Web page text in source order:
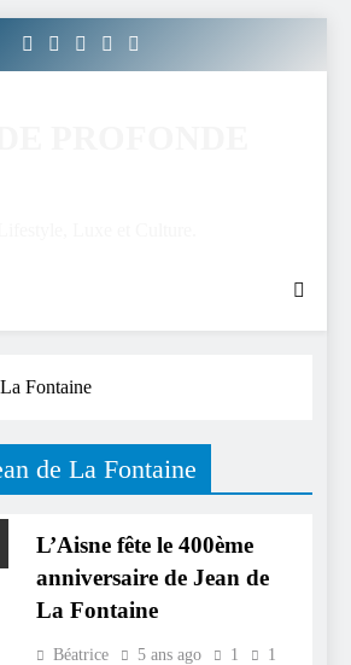
Fontaine
de La Fontaine
L’Aisne fête le 400ème
anniversaire de Jean de
La Fontaine
Béatrice 5 ans ago 1
1